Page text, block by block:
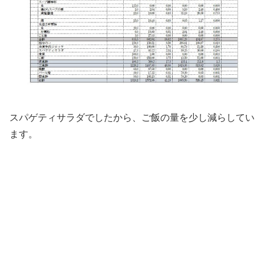
スパゲティサラダでしたから、ご飯の量を少し減らしてい
ます。